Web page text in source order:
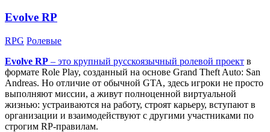
Evolve RP
RPG Ролевые
Evolve RP – это крупный русскоязычный ролевой проект в
формате Role Play, созданный на основе Grand Theft Auto: San
Andreas. Но отличие от обычной GTA, здесь игроки не просто
выполняют миссии, а живут полноценной виртуальной
жизнью: устраиваются на работу, строят карьеру, вступают в
организации и взаимодействуют с другими участниками по
строгим RP-правилам.